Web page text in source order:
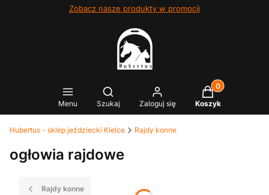
Zobacz nasze produkty w promocji
Menu
Otwórz wyszukiwarkę
Szukaj Zaloguj się
Produkty w
Koszyk
Hubertus - sklep jeździecki Kielce Rajdy konne
ogłowia rajdowe
Rajdy konne